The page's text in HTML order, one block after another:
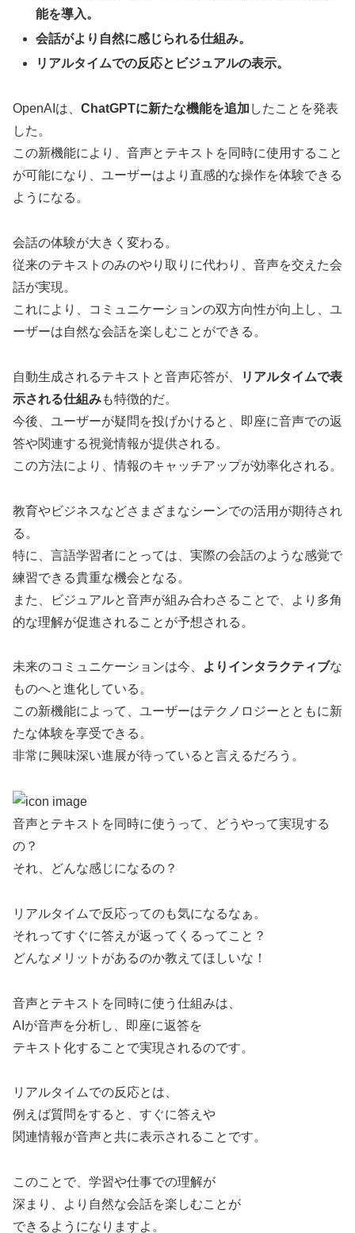
能を導入。
会話がより自然に感じられる仕組み。
リアルタイムでの反応とビジュアルの表示。
OpenAIは、 ChatGPTに新たな機能を追加 したことを発表
した。
この新機能により、音声とテキストを同時に使用すること
が可能になり、ユーザーはより直感的な操作を体験できる
ようになる。
会話の体験が大きく変わる。
従来のテキストのみのやり取りに代わり、音声を交えた会
話が実現。
これにより、コミュニケーションの双方向性が向上し、ユ
ーザーは自然な会話を楽しむことができる。
自動生成されるテキストと音声応答が、
リアルタイムで表
示される仕組みも特徴的だ。
今後、ユーザーが疑問を投げかけると、即座に音声での返
答や関連する視覚情報が提供される。
この方法により、情報のキャッチアップが効率化される。
教育やビジネスなどさまざまなシーンでの活用が期待され
る。
特に、言語学習者にとっては、実際の会話のような感覚で
練習できる貴重な機会となる。
また、ビジュアルと音声が組み合わさることで、より多角
的な理解が促進されることが予想される。
未来のコミュニケーションは今、 よりインタラクティブな
ものへと進化している。
この新機能によって、ユーザーはテクノロジーとともに新
たな体験を享受できる。
非常に興味深い進展が待っていると言えるだろう。
音声とテキストを同時に使うって、どうやって実現する
の？
それ、どんな感じになるの？
リアルタイムで反応ってのも気になるなぁ。
それってすぐに答えが返ってくるってこと？
どんなメリットがあるのか教えてほしいな！
音声とテキストを同時に使う仕組みは、
AIが音声を分析し、即座に返答を
テキスト化することで実現されるのです。
リアルタイムでの反応とは、
例えば質問をすると、すぐに答えや
関連情報が音声と共に表示されることです。
このことで、学習や仕事での理解が
深まり、より自然な会話を楽しむことが
できるようになりますよ。